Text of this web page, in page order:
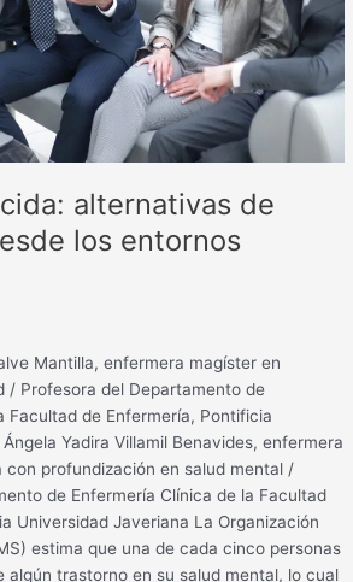
alternativas de
los entornos
Mantilla, enfermera magíster en
/ Profesora del Departamento de
Facultad de Enfermería, Pontificia
Yadira Villamil Benavides, enfermera
con profundización en salud mental /
de Enfermería Clínica de la Facultad
Universidad Javeriana La Organización
estima que una de cada cinco personas
algún trastorno en su salud mental, lo cual